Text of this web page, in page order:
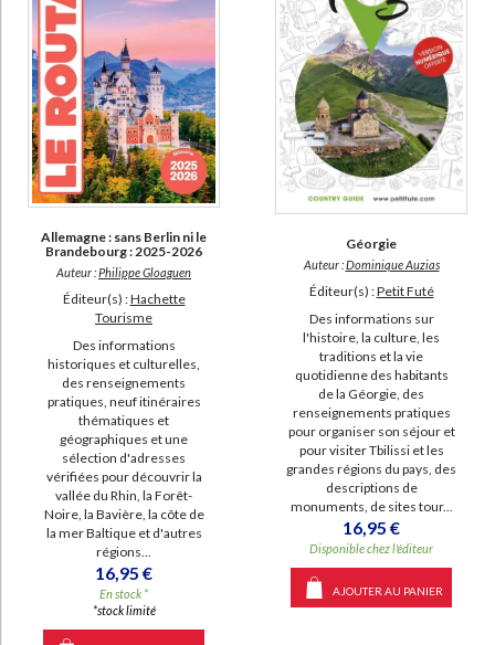
Allemagne : sans Berlin ni le
Brandebourg : 2025-2026
Auteur : Philippe Gloaguen
Éditeur(s) :Hachette
Tourisme
Des informations
historiques et culturelles,
des renseignements
pratiques, neuf itinéraires
thématiques et
géographiques et une
sélection d'adresses
vérifiées pour découvrir la
vallée du Rhin, la Forêt-
Noire, la Bavière, la côte de
la mer Baltique et d'autres
régions...
16,95 €
En stock *
*stock limité
Géorgie
Auteur :Dominique Auzias
Éditeur(s) :Petit Futé
Des informations sur
l'histoire, la culture, les
traditions et la vie
quotidienne des habitants
de la Géorgie, des
renseignements pratiques
pour organiser son séjour et
pour visiter Tbilissi et les
grandes régions du pays, des
descriptions de
monuments, de sites tour...
16,95 €
Disponible chez l'éditeur
AJOUTER AU PANIER